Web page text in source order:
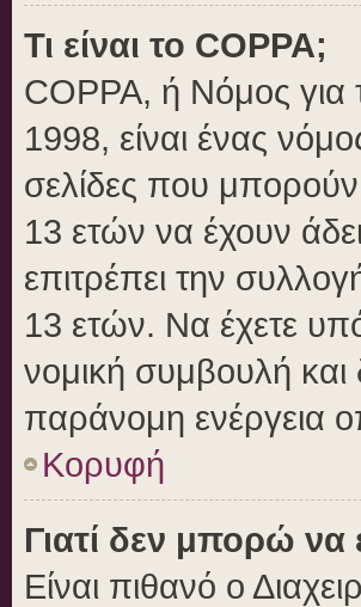
Τι είναι το COPPA;
COPPA, ή Νόμος για
1998, είναι ένας
σελίδες που
13 ετών να έχουν
επιτρέπει την
13 ετών. Να έχετε
νομική συμβουλή και
παράνομη ενέργεια
Κορυφή
Γιατί δεν μπορώ
Είναι πιθανό ο